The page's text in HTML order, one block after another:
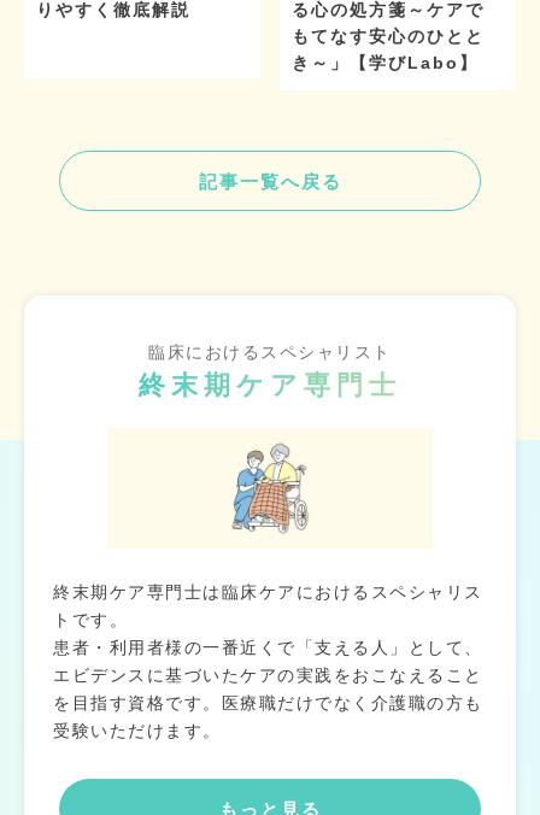
りやすく徹底解説
る心の処方箋～ケアで
もてなす安心のひとと
き～」【学びLabo】
記事一覧へ戻る
臨床におけるスペシャリスト
終末期ケア専門士
終末期ケア専門士は臨床ケアにおけるスペシャリス
トです。
患者・利用者様の一番近くで「支える人」として、
エビデンスに基づいたケアの実践をおこなえること
を目指す資格です。医療職だけでなく介護職の方も
受験いただけます。
もっと見る